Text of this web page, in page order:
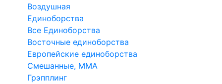
Воздушная
Единоборства
Все Единоборства
Восточные единоборства
Европейские единоборства
Смешанные, ММА
Грэпплинг